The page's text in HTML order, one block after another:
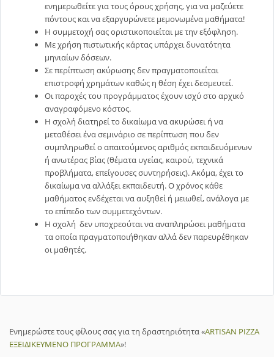
ενημερωθείτε για τους όρους χρήσης, για να μαζεύετε
πόντους και να εξαργυρώνετε μεμονωμένα μαθήματα!
Η συμμετοχή σας οριστικοποιείται με την εξόφληση.
Με χρήση πιστωτικής κάρτας υπάρχει δυνατότητα
μηνιαίων δόσεων.
Σε περίπτωση ακύρωσης δεν πραγματοποιείται
επιστροφή χρημάτων καθώς η θέση έχει δεσμευτεί.
Οι παροχές του προγράμματος έχουν ισχύ στο αρχικό
αναγραφόμενο κόστος.
Η σχολή διατηρεί το δικαίωμα να ακυρώσει ή να
μεταθέσει ένα σεμινάριο σε περίπτωση που δεν
συμπληρωθεί ο απαιτούμενος αριθμός εκπαιδευόμενων
ή ανωτέρας βίας (θέματα υγείας, καιρού, τεχνικά
προβλήματα, επείγουσες συντηρήσεις). Ακόμα, έχει το
δικαίωμα να αλλάξει εκπαιδευτή. Ο χρόνος κάθε
μαθήματος ενδέχεται να αυξηθεί ή μειωθεί, ανάλογα με
το επίπεδο των συμμετεχόντων.
Η σχολή δεν υποχρεούται να αναπληρώσει μαθήματα
τα οποία πραγματοποιήθηκαν αλλά δεν παρευρέθηκαν
οι μαθητές.
Ενημερώστε τους φίλους σας για τη δραστηριότητα «ARTISAN PIZZA
ΕΞΕΙΔΙΚΕΥΜΕΝΟ ΠΡΟΓΡΑΜΜΑ»!